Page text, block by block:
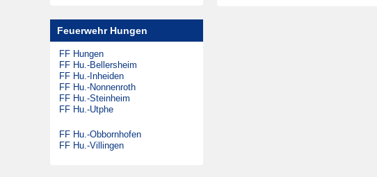
HTLF 16
LF 8/6
DLK 23/12
GW-G
SW 2000 Tr
MTW
KdoW
Gabelstapler
Jugendfeuerwehr
Rückblick
Satzung
Beitrittserklärung
Feuerwehr Hungen
FF Hungen
FF Hu.-Bellersheim
FF Hu.-Inheiden
FF Hu.-Nonnenroth
FF Hu.-Steinheim
FF Hu.-Utphe
FF Hu.-Obbornhofen
FF Hu.-Villingen